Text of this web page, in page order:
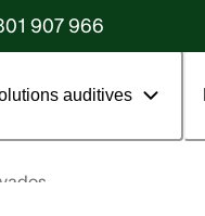
907 966
auditives